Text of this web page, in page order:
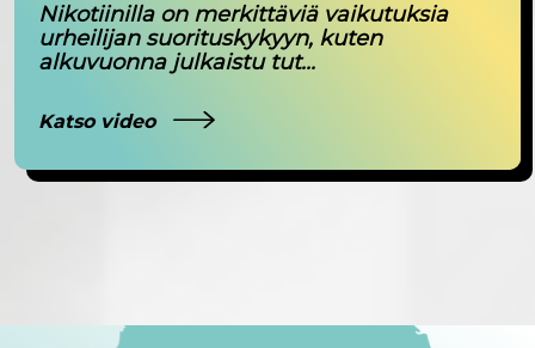
Nikotiinilla on merkittäviä vaikutuksia
urheilijan suorituskykyyn, kuten
alkuvuonna julkaistu tut...
Katso video